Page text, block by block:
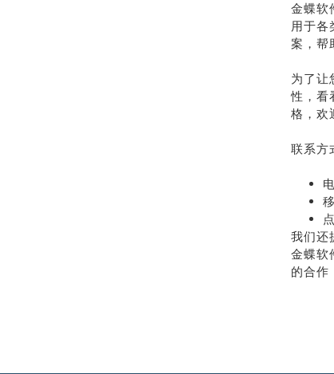
金蝶软
用于各
案，帮
为了让
性，看
格，欢
联系方
我们还
金蝶软
的合作